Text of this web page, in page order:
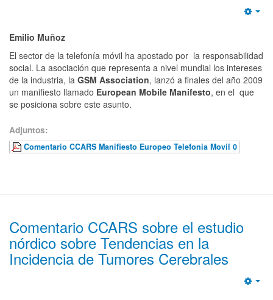
Emilio Muñoz
El sector de la telefonía móvil ha apostado por la responsabilidad
social. La asociación que representa a nivel mundial los intereses
de la industria, la GSM Association, lanzó a finales del año 2009
un manifiesto llamado European Mobile Manifesto, en el que
se posiciona sobre este asunto.
Adjuntos:
Comentario CCARS Manifiesto Europeo Telefonia Movil 0
Comentario CCARS sobre el estudio
nórdico sobre Tendencias en la
Incidencia de Tumores Cerebrales